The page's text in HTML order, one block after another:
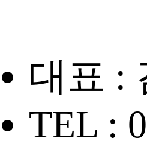
대표 :
TEL :